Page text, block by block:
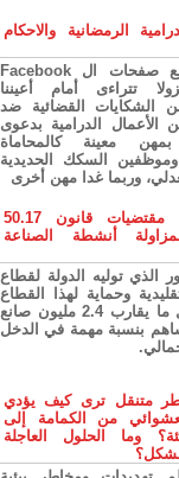
الرمضانية والاحكام
ونحن نطالع صفحات ال Facebook
تتراءى أمام أعيننا
القضائية ضد
الدرامية بدعوى
معينة كالمحاماة
السكك الحديدية
وربما غدا مهن أخرى
قراءة في مقتضيات قانون 50.17
أنشطة الصناعة
الذي توليه الدولة لقطاع
وحماية لهذا القطاع
الذي يشغل ما يقارب 2.4 مليون صانع
بنسبة مهمة في الدخل
متنقل ترى كيف يؤدي
من الكمامة إلى
وما الحلول العاجلة